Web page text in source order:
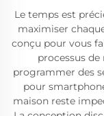
Le temps est
maximiser
conçu pour vous
processus
programmer des
pour
maison reste